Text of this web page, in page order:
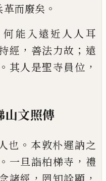
革而廢矣 。
何能入遠近人人耳
經 ， 善法力故 ； 遠
。 其人是聖寺員位 ，
山文照傳
也 。 本敦朴遲訥之
。 一旦詣柏梯寺 ， 禮